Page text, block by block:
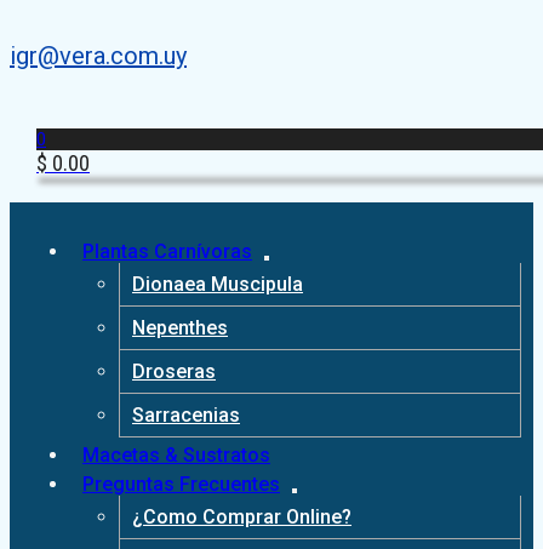
igr@vera.com.uy
0
$ 0.00
Plantas Carnívoras
Dionaea Muscipula
Nepenthes
Droseras
Sarracenias
Macetas & Sustratos
Preguntas Frecuentes
¿Como Comprar Online?